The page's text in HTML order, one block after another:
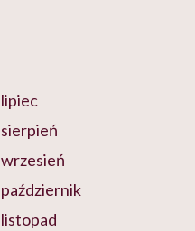
lipiec
sierpień
wrzesień
październik
listopad